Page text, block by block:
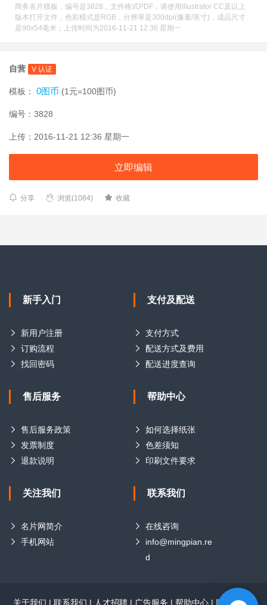
商务名片模板，编号是3828，文件格式PDF，请使用Illustrator CC及以上
版本打开文件，色彩模式是RGB，分辨率是300dpi(像素/英寸)，成品尺寸
是90x54毫米；上传时间为2016-11-21 12:36 星期一
自营 V 认证
模板： 0图币 (1元=100图币)
编号：3828
上传：2016-11-21 12:36 星期一
立即编辑
分享 浏览(1084) 收藏
新手入门
新用户注册
订购流程
找回密码
支付及配送
支付方式
配送方式及费用
配送进度查询
售后服务
售后服务政策
发票制度
退款说明
帮助中心
如何选择纸张
色差须知
印刷文件要求
关注我们
名片网简介
手机网站
联系我们
在线咨询
info@mingpian.re
d
关于我们 | 联系我们 | 人才招聘 | 广告服务 | 帮助中心 | 版权声明